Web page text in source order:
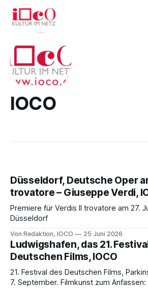
IOCO
Düsseldorf, Deutsche Oper
trovatore – Giuseppe Verdi,
Premiere für Verdis Il trovatore am 27.
Düsseldorf
Von Redaktion, IOCO 25 Juni 2026
Ludwigshafen, das 21.
Deutschen Films, IOCO
21. Festival des Deutschen Films,
7. September. Filmkunst zum Anfassen: 327 Vorstellungen